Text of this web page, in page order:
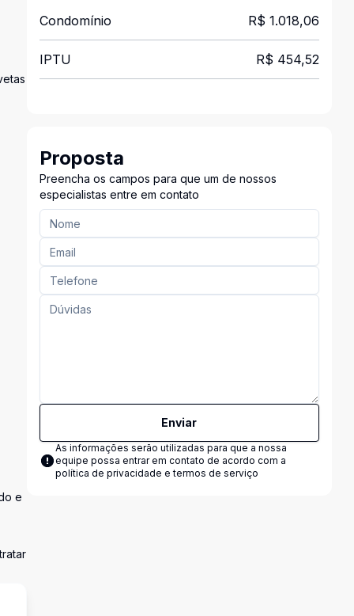
e
Condomínio R$ 1.018,06
IPTU R$ 454,52
Proposta
Preencha os campos para que um de nossos
especialistas entre em contato
Enviar
As informações serão utilizadas para que a nossa
equipe possa entrar em contato de acordo com a
política de privacidade e termos de serviço